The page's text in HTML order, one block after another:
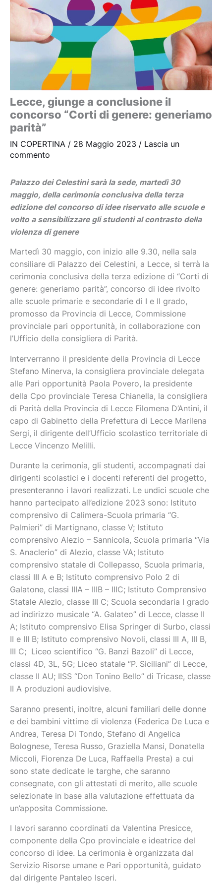
Lecce, giunge a conclusione il
concorso “Corti di genere: generiamo
parità”
IN COPERTINA / 28 Maggio 2023 / Lascia un
commento
Palazzo dei Celestini sarà la sede, martedì 30
maggio, della cerimonia conclusiva della terza
edizione del concorso di idee riservato alle scuole e
volto a sensibilizzare gli studenti al contrasto della
violenza di genere
Martedì 30 maggio, con inizio alle 9.30, nella sala
consiliare di Palazzo dei Celestini, a Lecce, si terrà la
cerimonia conclusiva della terza edizione di “Corti di
genere: generiamo parità”, concorso di idee rivolto
alle scuole primarie e secondarie di I e II grado,
promosso da Provincia di Lecce, Commissione
provinciale pari opportunità, in collaborazione con
l’Ufficio della consigliera di Parità.
Interverranno il presidente della Provincia di Lecce
Stefano Minerva, la consigliera provinciale delegata
alle Pari opportunità Paola Povero, la presidente
della Cpo provinciale Teresa Chianella, la consigliera
di Parità della Provincia di Lecce Filomena D’Antini, il
capo di Gabinetto della Prefettura di Lecce Marilena
Sergi, il dirigente dell’Ufficio scolastico territoriale di
Lecce Vincenzo Melilli.
Durante la cerimonia, gli studenti, accompagnati dai
dirigenti scolastici e i docenti referenti del progetto,
presenteranno i lavori realizzati. Le undici scuole che
hanno partecipato all’edizione 2023 sono: Istituto
comprensivo di Calimera-Scuola primaria “G.
Palmieri” di Martignano, classe V; Istituto
comprensivo Alezio – Sannicola, Scuola primaria “Via
S. Anaclerio” di Alezio, classe VA; Istituto
comprensivo statale di Collepasso, Scuola primaria,
classi III A e B; Istituto comprensivo Polo 2 di
Galatone, classi IIIA – IIIB – IIIC; Istituto Comprensivo
Statale Alezio, classe III C; Scuola secondaria I grado
ad indirizzo musicale “A. Galateo” di Lecce, classe II
A; Istituto comprensivo Elisa Springer di Surbo, classi
II e III B; Istituto comprensivo Novoli, classi III A, III B,
III C; Liceo scientifico “G. Banzi Bazoli” di Lecce,
classi 4D, 3L, 5G; Liceo statale “P. Siciliani” di Lecce,
classe II AU; IISS “Don Tonino Bello” di Tricase, classe
II A produzioni audiovisive.
Saranno presenti, inoltre, alcuni familiari delle donne
e dei bambini vittime di violenza (Federica De Luca e
Andrea, Teresa Di Tondo, Stefano di Angelica
Bolognese, Teresa Russo, Graziella Mansi, Donatella
Miccoli, Fiorenza De Luca, Raffaella Presta) a cui
sono state dedicate le targhe, che saranno
consegnate, con gli attestati di merito, alle scuole
selezionate in base alla valutazione effettuata da
un’apposita Commissione.
I lavori saranno coordinati da Valentina Presicce,
componente della Cpo provinciale e ideatrice del
concorso di idee. La cerimonia è organizzata dal
Servizio Risorse umane e Pari opportunità, guidato
dal dirigente Pantaleo Isceri.